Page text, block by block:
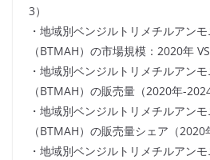
3）
・地域別ベンジルトリメチルアン
（BTMAH）の市場規模：2020年
・地域別ベンジルトリメチルアン
（BTMAH）の販売量（2020年-2024
・地域別ベンジルトリメチルアン
（BTMAH）の販売量シェア（2020
・地域別ベンジルトリメチルアン